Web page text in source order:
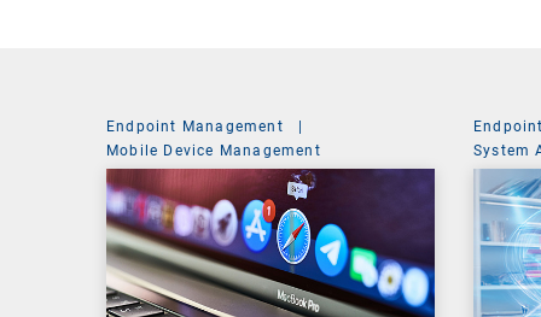
Endpoint Management
|
Mobile Device Management
System